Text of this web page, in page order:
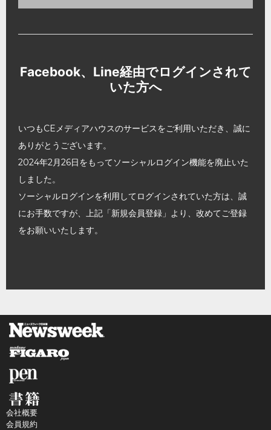
Facebook、Line経由でログインされて
いた方へ
いつもCEメディアハウスのサービスをご利用いただき、誠に
ありがとうございます。
2024年2月26日をもってソーシャルログイン機能を廃止いた
しました。
ソーシャルログインを利用してログインされていた方は、誠
にお手数ですが、上記「新規会員登録」より、改めてご登録
をお願いいたします。
会社概要
会員規約